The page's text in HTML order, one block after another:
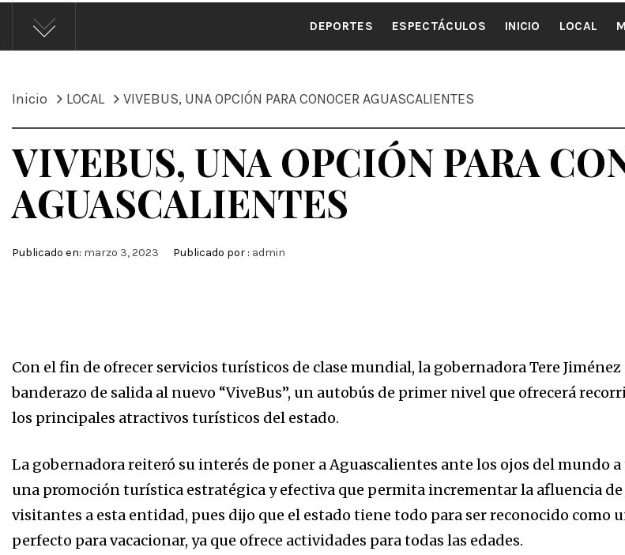
ÁNDALE
DEPORTES ESPECTÁCULOS INICIO LOCAL
Inicio LOCAL VIVEBUS, UNA OPCIÓN PARA CONOCER AGUASCALIENTES
VIVEBUS, UNA OPCIÓN PARA
AGUASCALIENTES
Publicado en: marzo 3, 2023 Publicado por : admin
Con el fin de ofrecer servicios turísticos de clase mundial, la gobernadora Tere Jiménez
banderazo de salida al nuevo “ViveBus”, un autobús de primer nivel que ofrecerá
los principales atractivos turísticos del estado.
La gobernadora reiteró su interés de poner a Aguascalientes ante los ojos del mundo a
una promoción turística estratégica y efectiva que permita incrementar la afluencia
visitantes a esta entidad, pues dijo que el estado tiene todo para ser reconocido como
perfecto para vacacionar, ya que ofrece actividades para todas las edades.